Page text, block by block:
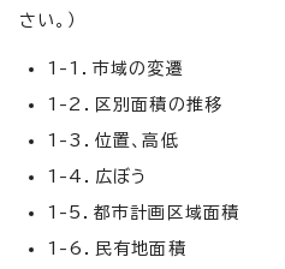
さい。）
1-1．市域の変遷
1-2．区別面積の推移
1-3．位置、高低
1-4．広ぼう
1-5．都市計画区域面積
1-6．民有地面積